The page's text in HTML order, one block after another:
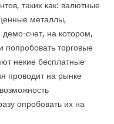
таких как: валютные
металлы,
счет, на котором,
торговые
некие бесплатные
проводит на рынке
опробовать их на